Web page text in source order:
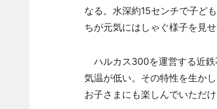
なる。水深約15センチで子ど
ちが元気にはしゃぐ様子を見せ
ハルカス300を運営する近鉄
気温が低い。その特性を生か
お子さまにも楽しんでいただけ